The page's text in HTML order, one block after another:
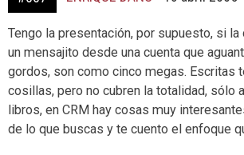
Tengo la presentación, por supuesto, si
un mensajito desde una cuenta que
gordos, son como cinco megas. Escritas
cosillas, pero no cubren la totalidad, sólo
libros, en CRM hay cosas muy
de lo que buscas y te cuento el enfoque